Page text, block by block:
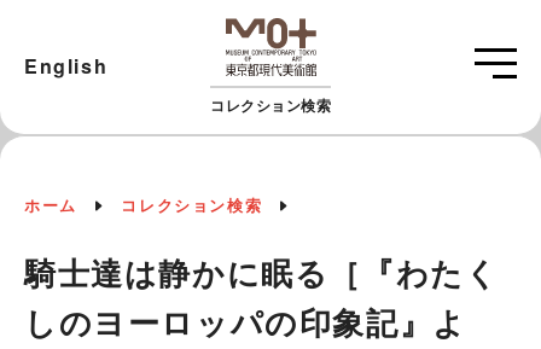
コレクション検索
English
ホーム コレクション検索
騎士達は静かに眠る［『わたく
しのヨーロッパの印象記』よ